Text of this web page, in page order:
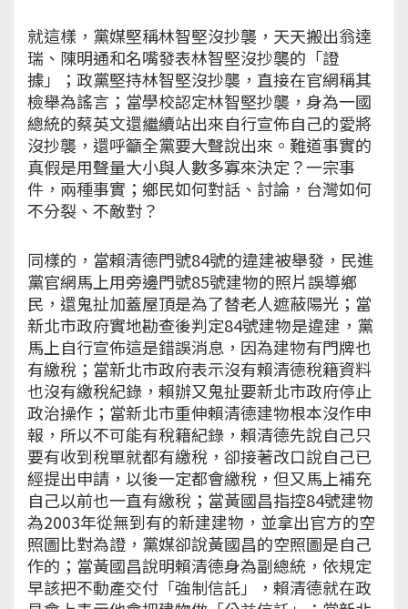
就這樣，黨媒堅稱林智堅沒抄襲，天天搬出翁達
瑞、陳明通和名嘴發表林智堅沒抄襲的「證
據」；政黨堅持林智堅沒抄襲，直接在官網稱其
檢舉為謠言；當學校認定林智堅抄襲，身為一國
總統的蔡英文還繼續站出來自行宣佈自己的愛將
沒抄襲，還呼籲全黨要大聲說出來。難道事實的
真假是用聲量大小與人數多寡來決定？一宗事
件，兩種事實；鄉民如何對話、討論，台灣如何
不分裂、不敵對？
同樣的，當賴清德門號84號的違建被舉發，民進
黨官網馬上用旁邊門號85號建物的照片誤導鄉
民，還鬼扯加蓋屋頂是為了替老人遮蔽陽光；當
新北市政府實地勘查後判定84號建物是違建，黨
馬上自行宣佈這是錯誤消息，因為建物有門牌也
有繳稅；當新北市政府表示沒有賴清德稅籍資料
也沒有繳稅紀錄，賴辦又鬼扯要新北市政府停止
政治操作；當新北市重伸賴清德建物根本沒作申
報，所以不可能有稅籍紀錄，賴清德先說自己只
要有收到稅單就都有繳稅，卻接著改口說自己已
經提出申請，以後一定都會繳稅，但又馬上補充
自己以前也一直有繳稅；當黃國昌指控84號建物
為2003年從無到有的新建建物，並拿出官方的空
照圖比對為證，黨媒卻說黃國昌的空照圖是自己
作的；當黃國昌說明賴清德身為副總統，依規定
早該把不動產交付「強制信託」，賴清德就在政